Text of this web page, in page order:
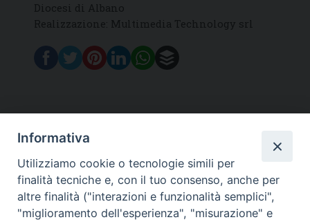
Diocesi di Albano
Realizzazione: Multimedia Technology srl
DIOCESI SUBURBICARIA DI ALBANO
Contatti:Tel.: 06.93268401 - Fax.: 06.9323844
E-mail:curia@diocesidialbano.it
Informativa
Utilizziamo cookie o tecnologie simili per
finalità tecniche e, con il tuo consenso, anche per
altre finalità ("interazioni e funzionalità semplici",
"miglioramento dell'esperienza", "misurazione" e